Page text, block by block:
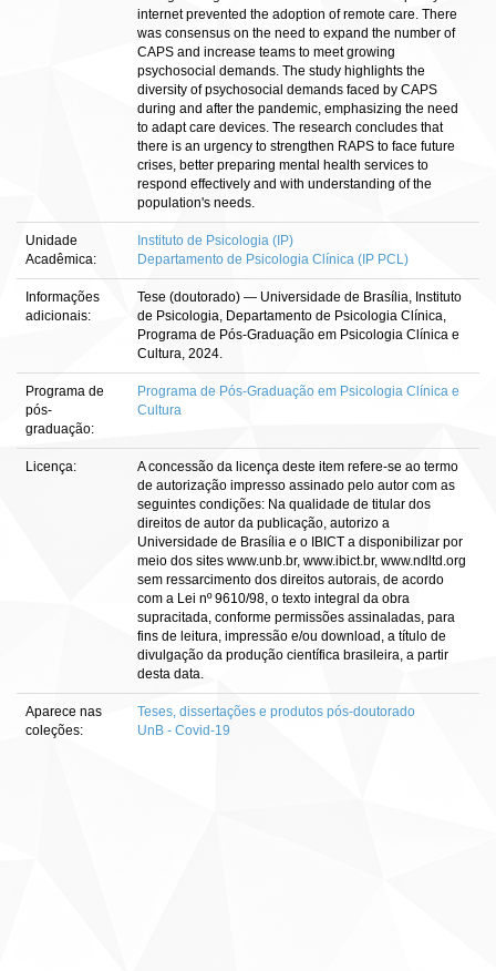
internet prevented the adoption of remote care. There
was consensus on the need to expand the number of
CAPS and increase teams to meet growing
psychosocial demands. The study highlights the
diversity of psychosocial demands faced by CAPS
during and after the pandemic, emphasizing the need
to adapt care devices. The research concludes that
there is an urgency to strengthen RAPS to face future
crises, better preparing mental health services to
respond effectively and with understanding of the
population's needs.
Unidade
Acadêmica:
Instituto de Psicologia (IP)
Departamento de Psicologia Clínica (IP PCL)
Informações
adicionais:
Tese (doutorado) — Universidade de Brasília, Instituto
de Psicologia, Departamento de Psicologia Clínica,
Programa de Pós-Graduação em Psicologia Clínica e
Cultura, 2024.
Programa de
pós-
graduação:
Programa de Pós-Graduação em Psicologia Clínica e
Cultura
Licença:
A concessão da licença deste item refere-se ao termo
de autorização impresso assinado pelo autor com as
seguintes condições: Na qualidade de titular dos
direitos de autor da publicação, autorizo a
Universidade de Brasília e o IBICT a disponibilizar por
meio dos sites www.unb.br, www.ibict.br, www.ndltd.org
sem ressarcimento dos direitos autorais, de acordo
com a Lei nº 9610/98, o texto integral da obra
supracitada, conforme permissões assinaladas, para
fins de leitura, impressão e/ou download, a título de
divulgação da produção científica brasileira, a partir
desta data.
Aparece nas
coleções:
Teses, dissertações e produtos pós-doutorado
UnB - Covid-19